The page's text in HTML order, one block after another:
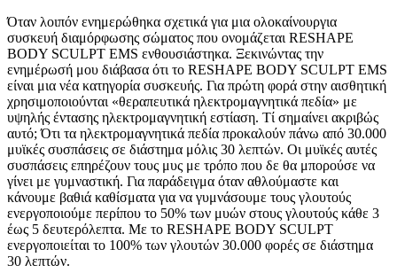
Όταν λοιπόν ενημερώθηκα σχετικά για μια ολοκαίνουργια
συσκευή διαμόρφωσης σώματος που ονομάζεται RESHAPE
BODY SCULPT EMS ενθουσιάστηκα. Ξεκινώντας την
ενημέρωσή μου διάβασα ότι το RESHAPE BODY SCULPT EMS
είναι μια νέα κατηγορία συσκευής. Για πρώτη φορά στην αισθητική
χρησιμοποιούνται «θεραπευτικά ηλεκτρομαγνητικά πεδία» με
υψηλής έντασης ηλεκτρομαγνητική εστίαση. Τί σημαίνει ακριβώς
αυτό; Ότι τα ηλεκτρομαγνητικά πεδία προκαλούν πάνω από 30.000
μυϊκές συσπάσεις σε διάστημα μόλις 30 λεπτών. Οι μυϊκές αυτές
συσπάσεις επηρέζουν τους μυς με τρόπο που δε θα μπορούσε να
γίνει με γυμναστική. Για παράδειγμα όταν αθλούμαστε και
κάνουμε βαθιά καθίσματα για να γυμνάσουμε τους γλουτούς
ενεργοποιούμε περίπου το 50% των μυών στους γλουτούς κάθε 3
έως 5 δευτερόλεπτα. Με το RESHAPE BODY SCULPT
ενεργοποιείται το 100% των γλουτών 30.000 φορές σε διάστημα
30 λεπτών.